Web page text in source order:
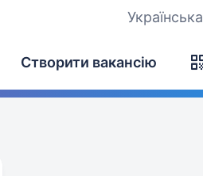
Українська
Створити вакансію